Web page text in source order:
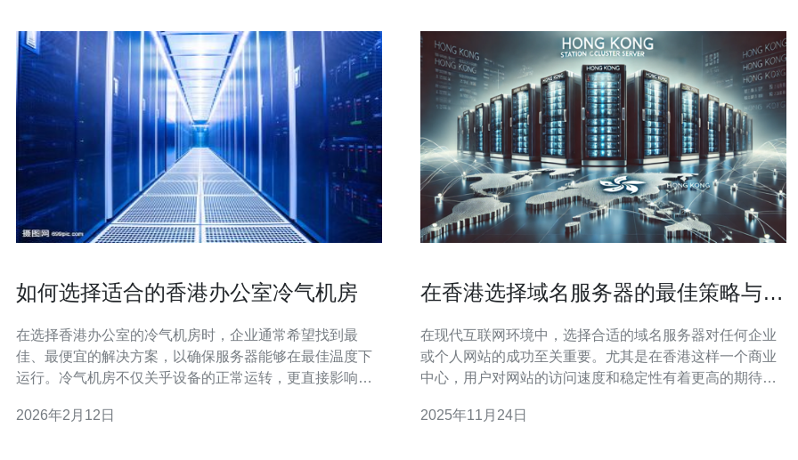
如何选择适合的香港办公室冷气机房
在选择香港办公室的冷气机房时，企业通常希望找到最
佳、最便宜的解决方案，以确保服务器能够在最佳温度下
运行。冷气机房不仅关乎设备的正常运转，更直接影响到
与介绍，帮助您做出明智的选择。 了解冷气机房的重要性
2026年2月12日
在香港选择域名服务器的最佳策略与建
在现代互联网环境中，选择合适的域名服务器对任何企业
或个人网站的成功至关重要。尤其是在香港这样一个商业
中心，用户对网站的访问速度和稳定性有着更高的期待。
务器成为了每个站长亟需解决的问题。在这篇文章中，我
2025年11月24日